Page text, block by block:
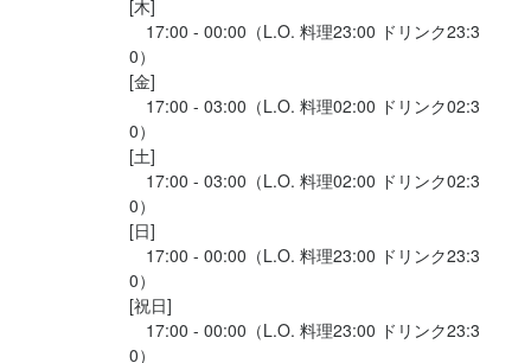
[木]
17:00 - 00:00（L.O. 料理23:00 ドリンク23:3
0）
[金]
17:00 - 03:00（L.O. 料理02:00 ドリンク02:3
0）
[土]
17:00 - 03:00（L.O. 料理02:00 ドリンク02:3
0）
[日]
17:00 - 00:00（L.O. 料理23:00 ドリンク23:3
0）
[祝日]
17:00 - 00:00（L.O. 料理23:00 ドリンク23:3
0）